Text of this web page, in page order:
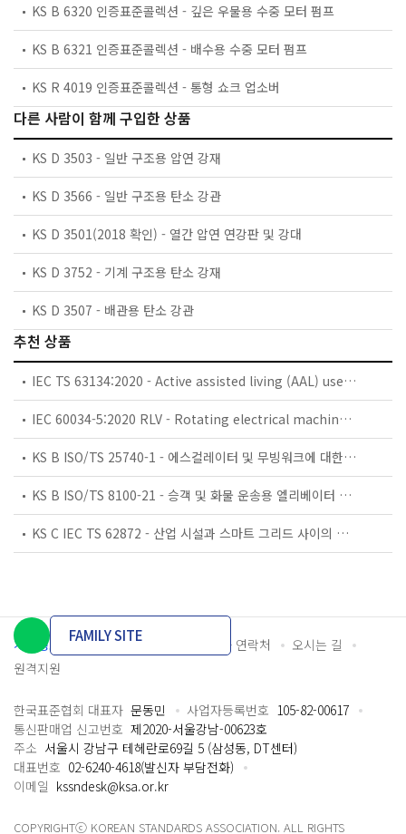
KS B 6320 인증표준콜렉션 - 깊은 우물용 수중 모터 펌프
KS B 6321 인증표준콜렉션 - 배수용 수중 모터 펌프
KS R 4019 인증표준콜렉션 - 통형 쇼크 업소버
다른 사람이 함께 구입한 상품
KS D 3503 - 일반 구조용 압연 강재
KS D 3566 - 일반 구조용 탄소 강관
KS D 3501(2018 확인) - 열간 압연 연강판 및 강대
KS D 3752 - 기계 구조용 탄소 강재
KS D 3507 - 배관용 탄소 강관
추천 상품
IEC TS 63134:2020 - Active assisted living (AAL) use cases
IEC 60034-5:2020 RLV - Rotating electrical machines - Part 5: Degrees of protection provided by the integral design of rotating electrical machines (IP code) - Classification
KS B ISO/TS 25740-1 - 에스컬레이터 및 무빙워크에 대한 안전요건 — 제1부: 세계공통 필수 안전요건(GESRs)
KS B ISO/TS 8100-21 - 승객 및 화물 운송용 엘리베이터 —제21부: 세계공통 필수안전요건(GESRs)을 충족하는 세계공통 안전 파라미터(GSPs)
KS C IEC TS 62872 - 산업 시설과 스마트 그리드 사이의 산업 공정 측정, 제어 및 자동화 시스템 인터페이스
개인정보처리방침 이용약관 담당자 연락처
오시는 길
원격지원
FAMILY SITE
한국표준협회 대표자 문동민 사업자등록번호 105-82-00617
통신판매업 신고번호 제2020-서울강남-00623호
주소 서울시 강남구 테헤란로69길 5 (삼성동, DT센터)
대표번호 02-6240-4618(발신자 부담전화)
이메일 kssndesk@ksa.or.kr
COPYRIGHTⓒ KOREAN STANDARDS ASSOCIATION. ALL RIGHTS